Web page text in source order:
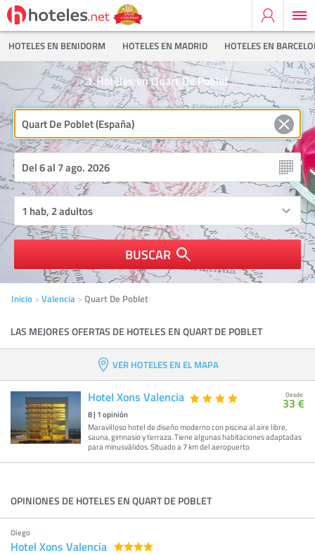
HOTELES EN BENIDORM HOTELES EN MADRID HOTELES EN
Hoteles en Quart De Poblet
1
BUSCAR
Inicio Valencia Quart De Poblet
LAS MEJORES OFERTAS DE HOTELES EN QUART DE POBLET
VER HOTELES EN EL MAPA
Hotel Xons Valencia
8| 1opinión
Maravilloso hotel de diseño moderno con piscina al aire libre,
sauna, gimnasio y terraza. Tiene algunas habitaciones adaptadas
para minusválidos. Situado a 7 km del aeropuerto
Desde
33 €
OPINIONES DE HOTELES EN QUART DE POBLET
Diego
Hotel Xons Valencia